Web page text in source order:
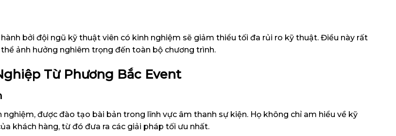
bởi đội ngũ kỹ thuật viên có kinh nghiệm sẽ giảm thiểu tối đa rủi ro kỹ thuật. Điều này rất
ảnh hưởng nghiêm trọng đến toàn bộ chương trình.
Từ Phương Bắc Event
được đào tạo bài bản trong lĩnh vực âm thanh sự kiện. Họ không chỉ am hiểu về kỹ
khách hàng, từ đó đưa ra các giải pháp tối ưu nhất.